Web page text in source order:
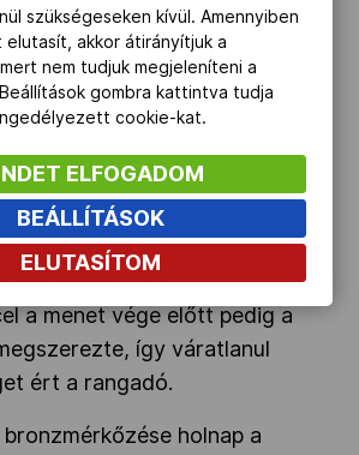
közeledve viszont belejött
négy pontot csinált.
be a fejét Muszukajev,
kimászott, sőt, azzal a
elhajította –
hajlandó leállni, kitolással
egy pontot, 33
a menet vége előtt pedig a
így váratlanul
ért a rangadó.
holnap a
szükségeseken kívül. Amennyiben
akkor átirányítjuk a
nem tudjuk megjeleníteni a
gombra kattintva tudja
cookie-kat.
ELFOGADOM
BEÁLLÍTÁSOK
ELUTASÍTOM